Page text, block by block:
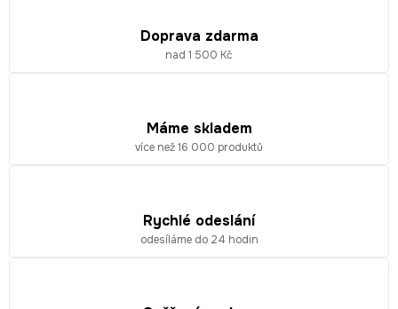
Doprava zdarma
nad 1 500 Kč
Máme skladem
více než 16 000 produktů
Rychlé odeslání
odesíláme do 24 hodin